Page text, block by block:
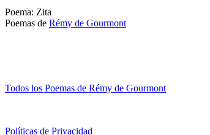
Poema: Zita
Poemas de Rémy de Gourmont
Todos los Poemas de Rémy de Gourmont
Políticas de Privacidad